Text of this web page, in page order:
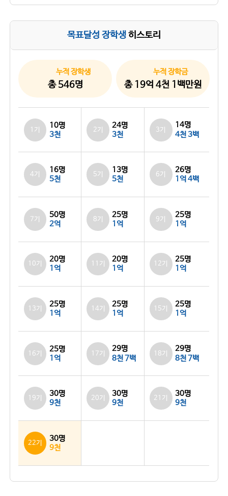
목표달성 장학생 히스토리
누적 장학생
총 546명
누적 장학금
총 19억 4천 1백만원
1기
10명
3천
2기
24명
3천
3기
14명
4천 3백
4기
16명
5천
5기
13명
5천
6기
26명
1억 4백
7기
50명
2억
8기
25명
1억
9기
25명
1억
10기
20명
1억
11기
20명
1억
12기
25명
1억
13기
25명
1억
14기
25명
1억
15기
25명
1억
16기
25명
1억
17기
29명
8천 7백
18기
29명
8천 7백
19기
30명
9천
20기
30명
9천
21기
30명
9천
22기
30명
9천